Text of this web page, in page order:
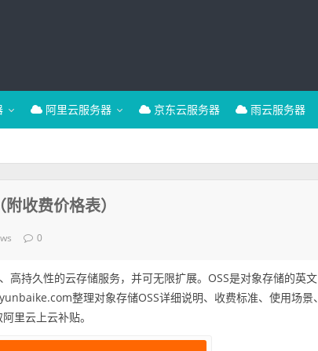
阿里云服务器 京东云服务器 雨云服务器
收费价格表）
0
高持久性的云存储服务，并可无限扩展。OSS是对象存储的英文
整理对象存储OSS详细说明、收费标准、使用场景、
里云上云补贴。